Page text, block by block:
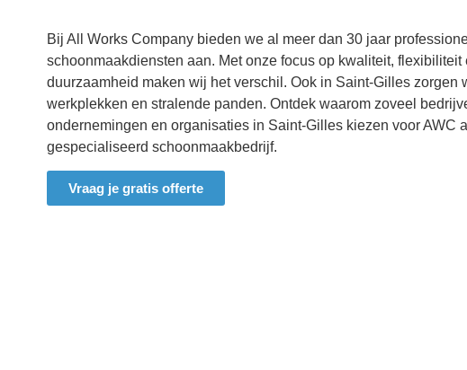
Bij All Works Company bieden we al meer dan 30 jaar
schoonmaakdiensten aan. Met onze focus op kwaliteit, flexibiliteit
duurzaamheid maken wij het verschil. Ook in Saint-Gilles zorgen
werkplekken en stralende panden. Ontdek waarom zoveel
ondernemingen en organisaties in Saint-Gilles kiezen voor AWC
gespecialiseerd schoonmaakbedrijf.
Vraag je gratis offerte